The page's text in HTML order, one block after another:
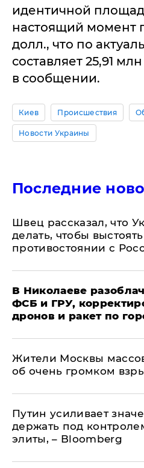
идентичной
настоящий момент
долл., что по
составляет 25,91
в сообщении.
Киев Происшествия
Новости Украины
Последние
Швец рассказал, что
делать, чтобы
противостоянии с
В Николаеве
ФСБ и ГРУ,
дронов и ракет по
Жители Москвы
об очень громком
Путин усиливает
держать под
элиты, – Bloomberg